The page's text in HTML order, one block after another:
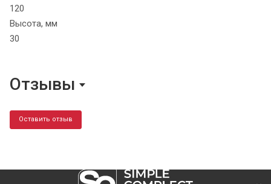
120
Высота, мм
30
Отзывы
Оставить отзыв